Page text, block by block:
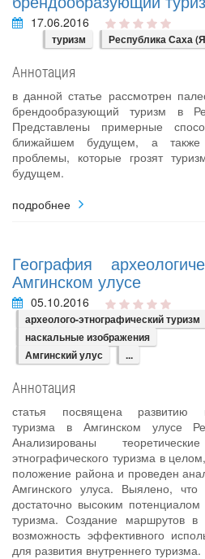
17.06.2016
туризм Республика Саха
Аннотация
в данной статье рассмотрен
брендообразующий туризм в
Представлены примерные
ближайшем будущем, а также
проблемы, которые грозят
будущем.
подробнее
География
Амгинском улусе
05.10.2016
археолого-этнографический туризм
наскальные изображения
Амгинский улус
...
Аннотация
статья посвящена развитию
туризма в Амгинском улусе
Анализированы
этнографического туризма в
положение района и проведен
Амгинского улуса. Выялено, что
достаточно высоким
туризма. Создание маршрутов в
возможность эффективного
для развития внутреннего туризма.